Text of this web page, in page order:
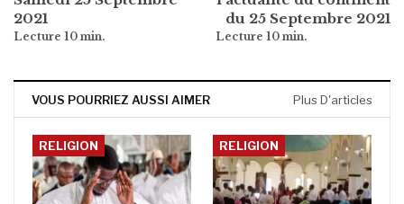
2021
du 25 Septembre 2021
VOUS POURRIEZ AUSSI AIMER Plus D'articles
RELIGION RELIGION